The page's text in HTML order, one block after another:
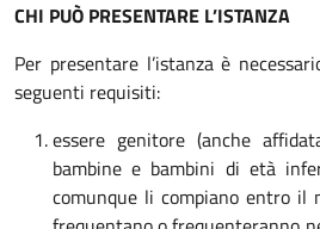
CHI PUÒ PRESENTARE L’ISTANZA
Per presentare l’istanza è
seguenti requisiti:
essere genitore (anche
bambine e bambini di età
comunque li compiano entro il